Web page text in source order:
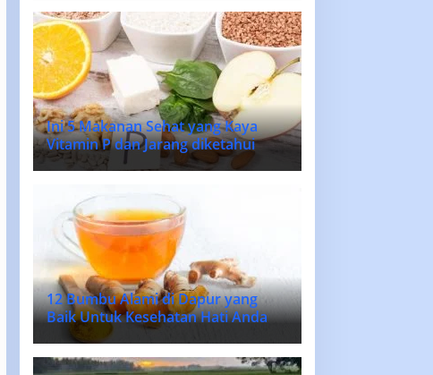
Ini 5 Makanan Sehat yang Kaya
Vitamin P dan Jarang diketahui
12 Bumbu Alami di Dapur yang
Baik Untuk Kesehatan Hati Anda